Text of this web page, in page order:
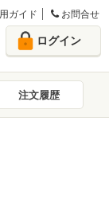
ガイド お問合せ
ログイン
注文履歴